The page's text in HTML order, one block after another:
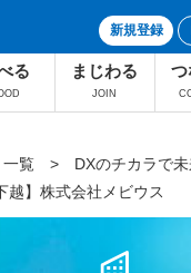
新規登録
る まじわる
JOIN
つ
一覧 > DXのチカラで
越】株式会社メビウス